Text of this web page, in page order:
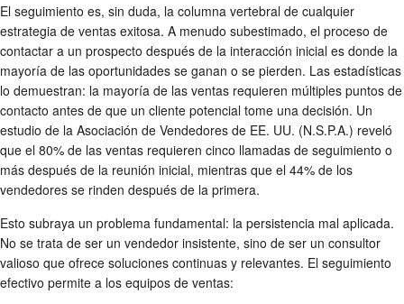
El seguimiento es, sin duda, la columna vertebral de cualquier
estrategia de ventas exitosa. A menudo subestimado, el proceso de
contactar a un prospecto después de la interacción inicial es donde la
mayoría de las oportunidades se ganan o se pierden. Las estadísticas
lo demuestran: la mayoría de las ventas requieren múltiples puntos de
contacto antes de que un cliente potencial tome una decisión. Un
estudio de la Asociación de Vendedores de EE. UU. (N.S.P.A.) reveló
que el 80% de las ventas requieren cinco llamadas de seguimiento o
más después de la reunión inicial, mientras que el 44% de los
vendedores se rinden después de la primera.
Esto subraya un problema fundamental: la persistencia mal aplicada.
No se trata de ser un vendedor insistente, sino de ser un consultor
valioso que ofrece soluciones continuas y relevantes. El seguimiento
efectivo permite a los equipos de ventas: